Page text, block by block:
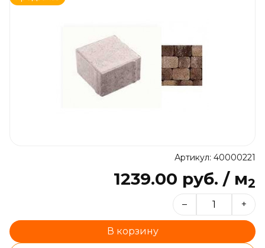
Артикул: 40000221
1239.00 руб. / м2
– +
В корзину